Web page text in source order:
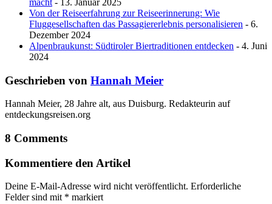
Von der Reiseerfahrung zur Reiseerinnerung: Wie
Fluggesellschaften das Passagiererlebnis personalisieren - 6.
Dezember 2024
Alpenbraukunst: Südtiroler Biertraditionen entdecken - 4. Juni
2024
Geschrieben von Hannah Meier
Hannah Meier, 28 Jahre alt, aus Duisburg. Redakteurin auf
entdeckungsreisen.org
8 Comments
Kommentiere den Artikel
Deine E-Mail-Adresse wird nicht veröffentlicht. Erforderliche
Felder sind mit * markiert